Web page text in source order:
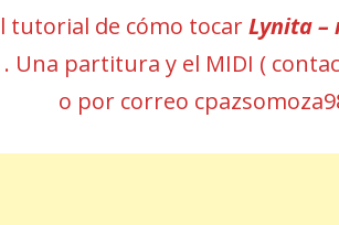
tutorial de cómo tocarLynita –
Una partitura y el MIDI (
o por correo